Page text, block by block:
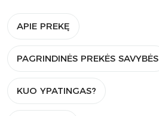
APIE PREKĘ
PAGRINDINĖS PREKĖS SAVYBĖS
KUO YPATINGAS?